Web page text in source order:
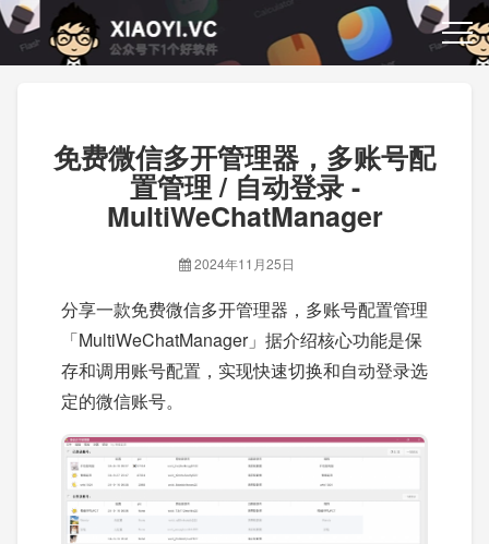
免费微信多开管理器，多账号配
置管理 / 自动登录 -
MultiWeChatManager
2024年11月25日
分享一款免费微信多开管理器，多账号配置管理
「MultiWeChatManager」据介绍核心功能是保
存和调用账号配置，实现快速切换和自动登录选
定的微信账号。